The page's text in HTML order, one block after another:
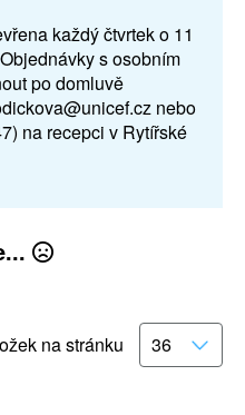
každý čtvrtek o 11
s osobním
po domluvě
nebo
na recepci v Rytířské
na stránku